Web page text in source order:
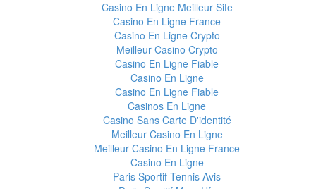
Casino En Ligne Meilleur Site
Casino En Ligne France
Casino En Ligne Crypto
Meilleur Casino Crypto
Casino En Ligne Fiable
Casino En Ligne
Casino En Ligne Fiable
Casinos En Ligne
Casino Sans Carte D'identité
Meilleur Casino En Ligne
Meilleur Casino En Ligne France
Casino En Ligne
Paris Sportif Tennis Avis